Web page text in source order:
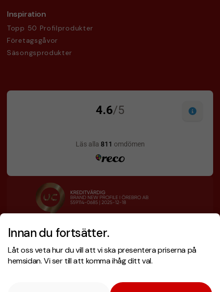
Innan du fortsätter.
Låt oss veta hur du vill att vi ska presentera priserna på
hemsidan. Vi ser till att komma ihåg ditt val.
Inspiration
Topp 50 Profilprodukter
Företagsgåvor
Säsongsprodukter
Designskiss inom 1 h
Fri offert
Snabb leverans